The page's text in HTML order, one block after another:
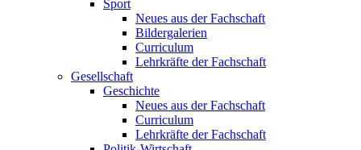
Sport
Neues aus der Fachschaft
Bildergalerien
Curriculum
Lehrkräfte der Fachschaft
Gesellschaft
Geschichte
Neues aus der Fachschaft
Curriculum
Lehrkräfte der Fachschaft